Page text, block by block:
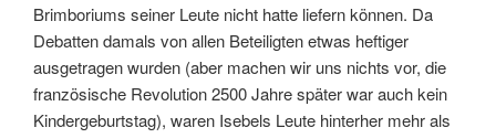
Brimboriums seiner Leute nicht hatte liefern können. Da
Debatten damals von allen Beteiligten etwas heftiger
ausgetragen wurden (aber machen wir uns nichts vor, die
französische Revolution 2500 Jahre später war auch kein
Kindergeburtstag), waren Isebels Leute hinterher mehr als